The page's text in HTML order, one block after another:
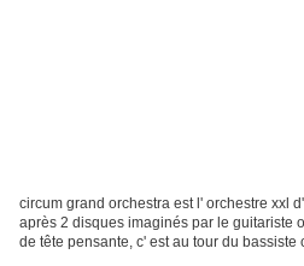
circum grand orchestra est l' orchestre xxl
après 2 disques imaginés par le guitariste
de tête pensante, c' est au tour du